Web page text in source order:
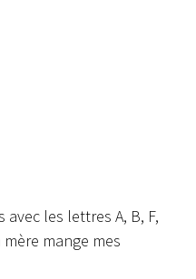
les lettres A, B, F,
mère mange mes